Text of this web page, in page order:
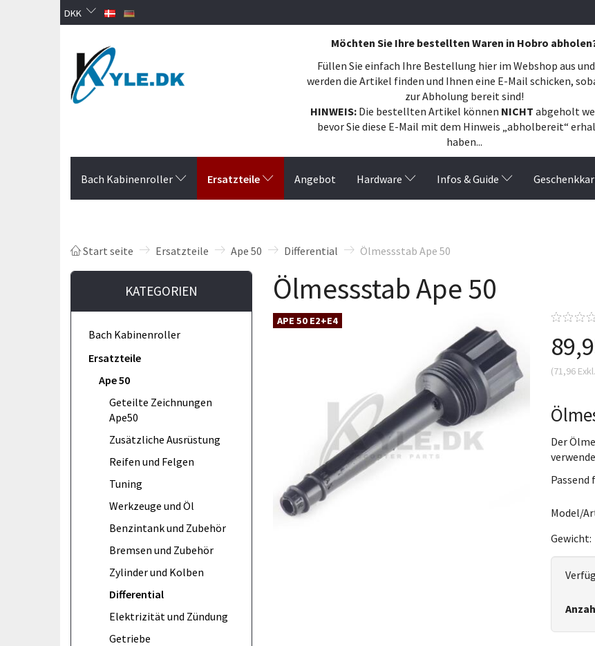
DKK
Möchten Sie Ihre bestellten Waren in Hobro
Füllen Sie einfach Ihre Bestellung hier im Webshop aus
werden die Artikel finden und Ihnen eine E-Mail schicken,
zur Abholung bereit sind!
HINWEIS:Die bestellten Artikel können NICHT abgeholt
bevor Sie diese E-Mail mit dem Hinweis „abholbereit“
haben...
Bach Kabinenroller Ersatzteile Angebot Hardware Infos & Guide
Start seite Ersatzteile Ape 50 Differential Ölmessstab Ape 50
KATEGORIEN
Bach Kabinenroller
Ersatzteile
Ape 50
Geteilte Zeichnungen
Ape50
Zusätzliche Ausrüstung
Reifen und Felgen
Tuning
Werkzeuge und Öl
Benzintank und Zubehör
Bremsen und Zubehör
Zylinder und Kolben
Differential
Elektrizität und Zündung
Getriebe
Ölmessstab Ape 50
APE 50 E2+E4
(71,96
Der
Passend
Model/
Gewicht: